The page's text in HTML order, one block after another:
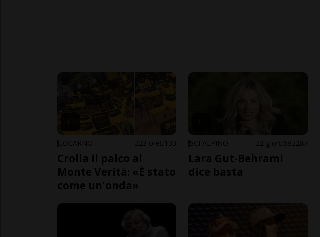
LOCARNO 23 ore 133
Crolla il palco al
Monte Verità: «È stato
come un'onda»
SCI ALPINO 2 gior 68 287
Lara Gut-Behrami
dice basta